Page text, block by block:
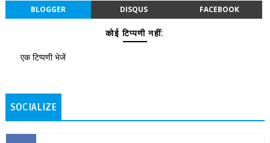
BLOGGER DISQUS FACEBOOK
कोई टिप्पणी नहीं:
एक टिप्पणी भेजें
SOCIALIZE